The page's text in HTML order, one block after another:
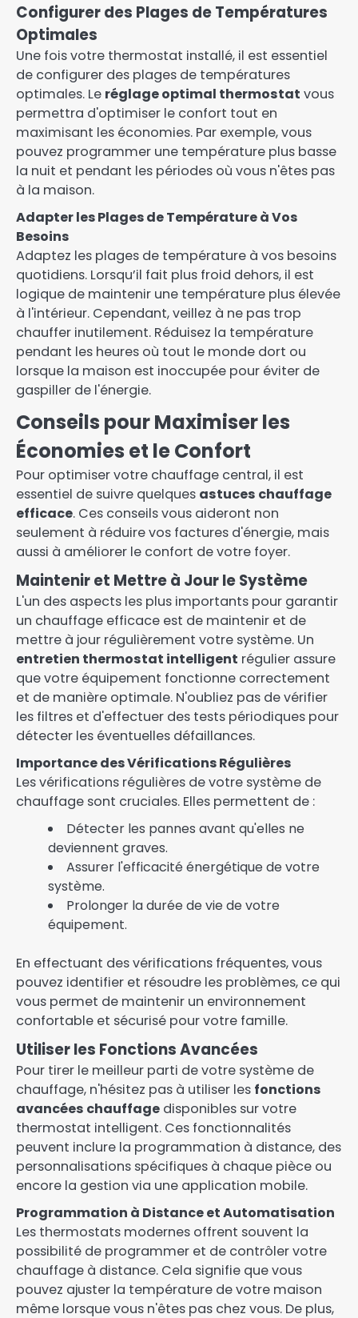
Configurer des Plages de Températures
Optimales
Une fois votre thermostat installé, il est essentiel
de configurer des plages de températures
optimales. Le réglage optimal thermostat vous
permettra d'optimiser le confort tout en
maximisant les économies. Par exemple, vous
pouvez programmer une température plus basse
la nuit et pendant les périodes où vous n'êtes pas
à la maison.
Adapter les Plages de Température à Vos
Besoins
Adaptez les plages de température à vos besoins
quotidiens. Lorsqu’il fait plus froid dehors, il est
logique de maintenir une température plus élevée
à l'intérieur. Cependant, veillez à ne pas trop
chauffer inutilement. Réduisez la température
pendant les heures où tout le monde dort ou
lorsque la maison est inoccupée pour éviter de
gaspiller de l'énergie.
Conseils pour Maximiser les
Économies et le Confort
Pour optimiser votre chauffage central, il est
essentiel de suivre quelques astuces chauffage
efficace. Ces conseils vous aideront non
seulement à réduire vos factures d'énergie, mais
aussi à améliorer le confort de votre foyer.
Maintenir et Mettre à Jour le Système
L'un des aspects les plus importants pour garantir
un chauffage efficace est de maintenir et de
mettre à jour régulièrement votre système. Un
entretien thermostat intelligent régulier assure
que votre équipement fonctionne correctement
et de manière optimale. N'oubliez pas de vérifier
les filtres et d'effectuer des tests périodiques pour
détecter les éventuelles défaillances.
Importance des Vérifications Régulières
Les vérifications régulières de votre système de
chauffage sont cruciales. Elles permettent de :
Détecter les pannes avant qu'elles ne
deviennent graves.
Assurer l'efficacité énergétique de votre
système.
Prolonger la durée de vie de votre
équipement.
En effectuant des vérifications fréquentes, vous
pouvez identifier et résoudre les problèmes, ce qui
vous permet de maintenir un environnement
confortable et sécurisé pour votre famille.
Utiliser les Fonctions Avancées
Pour tirer le meilleur parti de votre système de
chauffage, n'hésitez pas à utiliser les fonctions
avancées chauffage disponibles sur votre
thermostat intelligent. Ces fonctionnalités
peuvent inclure la programmation à distance, des
personnalisations spécifiques à chaque pièce ou
encore la gestion via une application mobile.
Programmation à Distance et Automatisation
Les thermostats modernes offrent souvent la
possibilité de programmer et de contrôler votre
chauffage à distance. Cela signifie que vous
pouvez ajuster la température de votre maison
même lorsque vous n'êtes pas chez vous. De plus,